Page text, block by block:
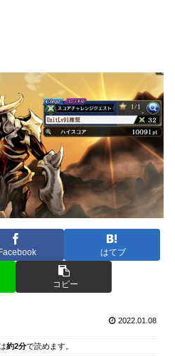
Facebook はてブ
コピー
2022.01.08
約2分で読めます。